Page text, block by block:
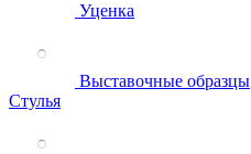
Уценка
Выставочные образцы
Стулья